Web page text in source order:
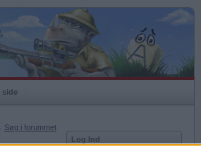
side
Søg i forummet
Log Ind